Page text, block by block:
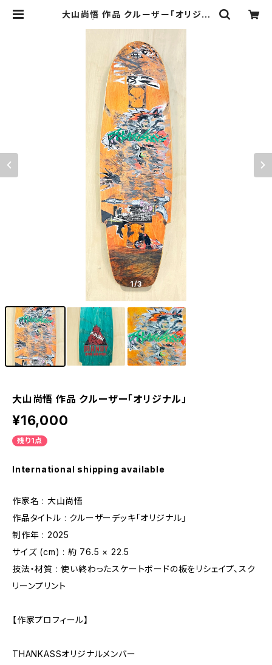
大山尚悟 作品 クルーザー「オリジナ
1/3
大山尚悟 作品 クルーザー「オリジナル」
¥16,000
残り1点
International shipping available
作家名 : 大山尚悟
作品タイトル : クルーザーデッキ「オリジナル」
制作年 : 2025
サイズ (cm) : 約 76.5 × 22.5
技法・材質 : 使い終わったスケートボードの板をリシェイプ、スク
リーンプリント
【作家プロフィール】
THANKASSオリジナルメンバー